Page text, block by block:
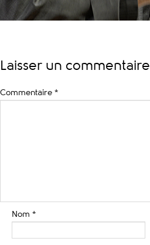
Laisser un commentaire
Commentaire *
Nom *